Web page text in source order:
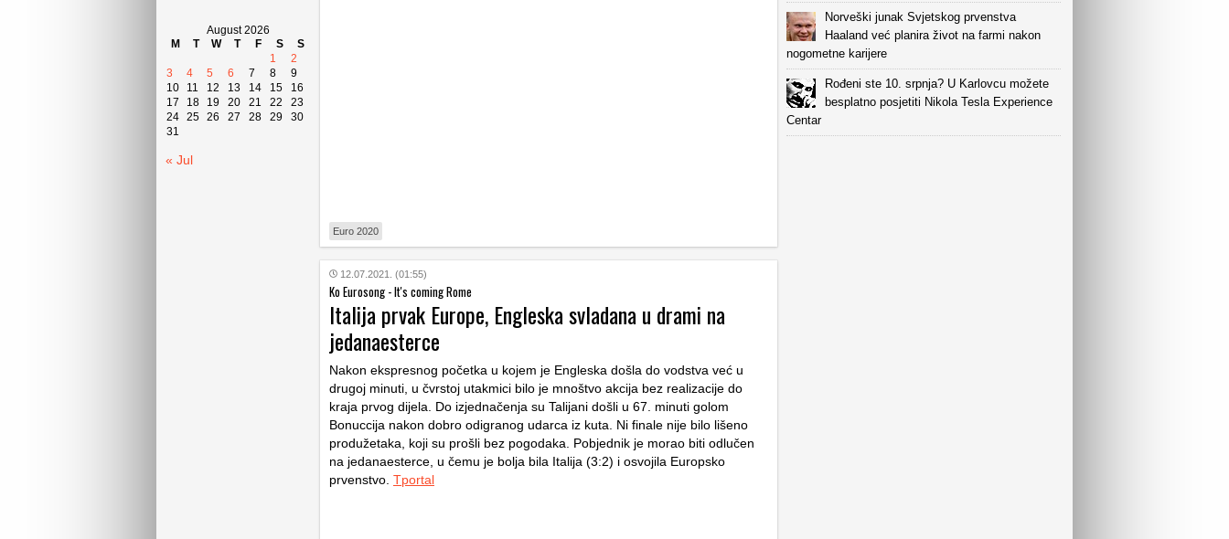
August 2026
M
T W T F S
S
1
2
3
4 5 6 7 8
9
10
11 12 13 14 15
16
17
18 19 20 21 22
23
24 25 26 27 28 29
30
31
« Jul
Euro 2020
12.07.2021. (01:55)
Ko Eurosong - It's coming Rome
Italija prvak Europe, Engleska svladana u drami na
jedanaesterce
Nakon ekspresnog početka u kojem je Engleska došla do vodstva već u
drugoj minuti, u čvrstoj utakmici bilo je mnoštvo akcija bez realizacije do
kraja prvog dijela. Do izjednačenja su Talijani došli u 67. minuti golom
Bonuccija nakon dobro odigranog udarca iz kuta. Ni finale nije bilo lišeno
produžetaka, koji su prošli bez pogodaka. Pobjednik je morao biti odlučen
na jedanaesterce, u čemu je bolja bila Italija (3:2) i osvojila Europsko
prvenstvo. Tportal
Norveški junak Svjetskog prvenstva
Haaland već planira život na farmi nakon
nogometne karijere
Rođeni ste 10. srpnja? U Karlovcu možete
besplatno posjetiti Nikola Tesla Experience
Centar